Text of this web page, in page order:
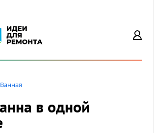
Ванная
в одной